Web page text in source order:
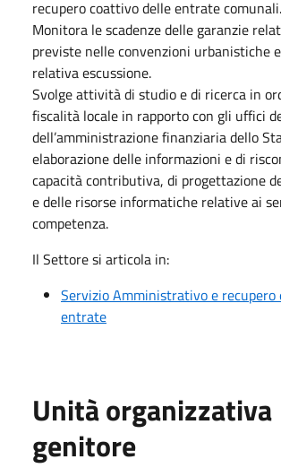
recupero coattivo delle entrate comunali.
Monitora le scadenze delle garanzie
previste nelle convenzioni urbanistiche
relativa escussione.
Svolge attività di studio e di ricerca in
fiscalità locale in rapporto con gli uffici
dell’amministrazione finanziaria dello
elaborazione delle informazioni e di
capacità contributiva, di progettazione
e delle risorse informatiche relative ai
competenza.
Il Settore si articola in:
Servizio Amministrativo e recupero
entrate
Unità organizzativa
genitore